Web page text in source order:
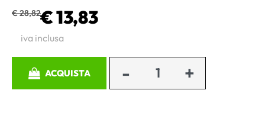
€ 28,82€ 13,83
iva inclusa
ACQUISTA